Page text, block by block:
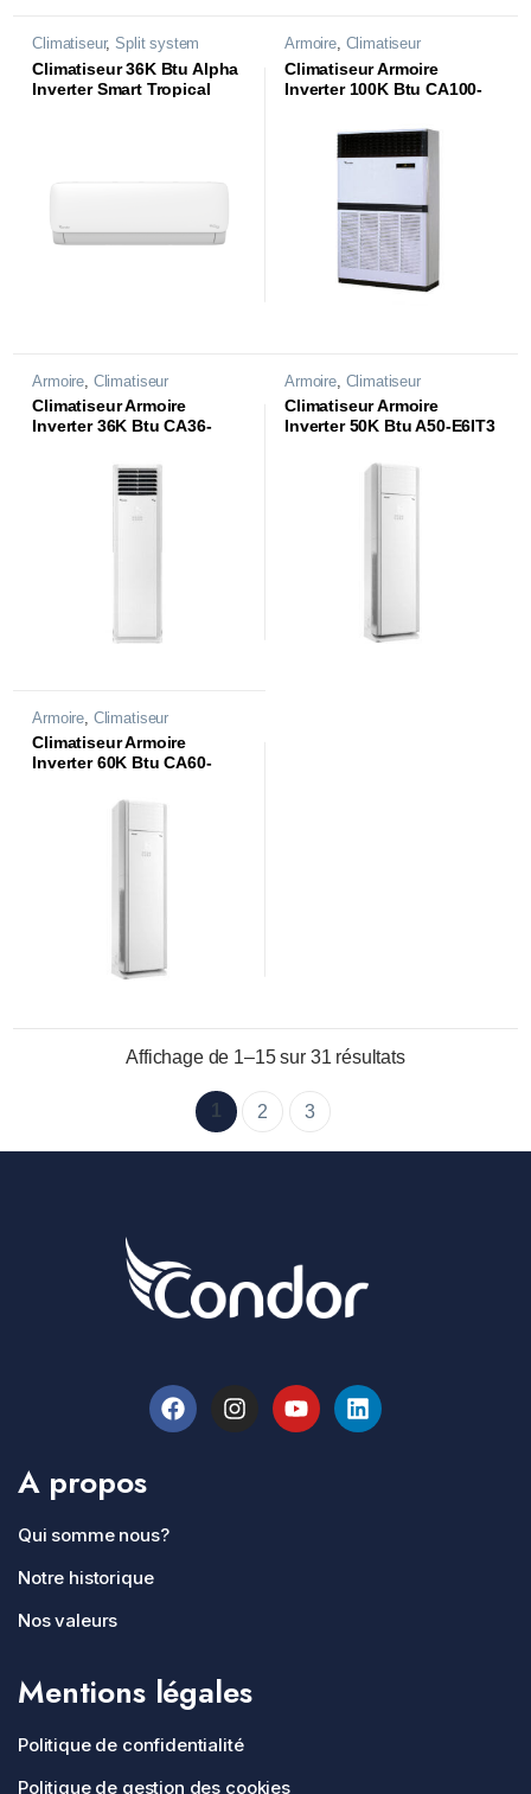
Climatiseur, Split system
Climatiseur 36K Btu Alpha
Inverter Smart Tropical
Armoire, Climatiseur
Climatiseur Armoire
Inverter 100K Btu CA100-
Armoire Climatiseur
Climatiseur Armoire
Inverter 36K Btu CA36-
Armoire, Climatiseur
Climatiseur Armoire
Inverter 50K Btu A50-E6IT3
Armoire, Climatiseur
Climatiseur Armoire
Inverter 60K Btu CA60-
Affichage de 1–15 sur 31 résultats
2 3
A propos
Qui somme nous?
Notre historique
Nos valeurs
Mentions légales
Politique de confidentialité
Politique de gestion des cookies